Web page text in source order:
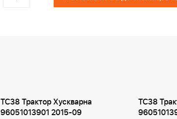
TC38 Трактор Хускварна
96051013901 2015-09
TC38